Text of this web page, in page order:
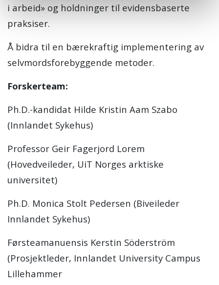
i arbeid» og holdninger til evidensbaserte
praksiser.
Å bidra til en bærekraftig implementering av
selvmordsforebyggende metoder.
Forskerteam:
Ph.D.-kandidat Hilde Kristin Aam Szabo
(Innlandet Sykehus)
Professor Geir Fagerjord Lorem
(Hovedveileder, UiT Norges arktiske
universitet)
Ph.D. Monica Stolt Pedersen (Biveileder
Innlandet Sykehus)
Førsteamanuensis Kerstin Söderström
(Prosjektleder, Innlandet University Campus
Lillehammer